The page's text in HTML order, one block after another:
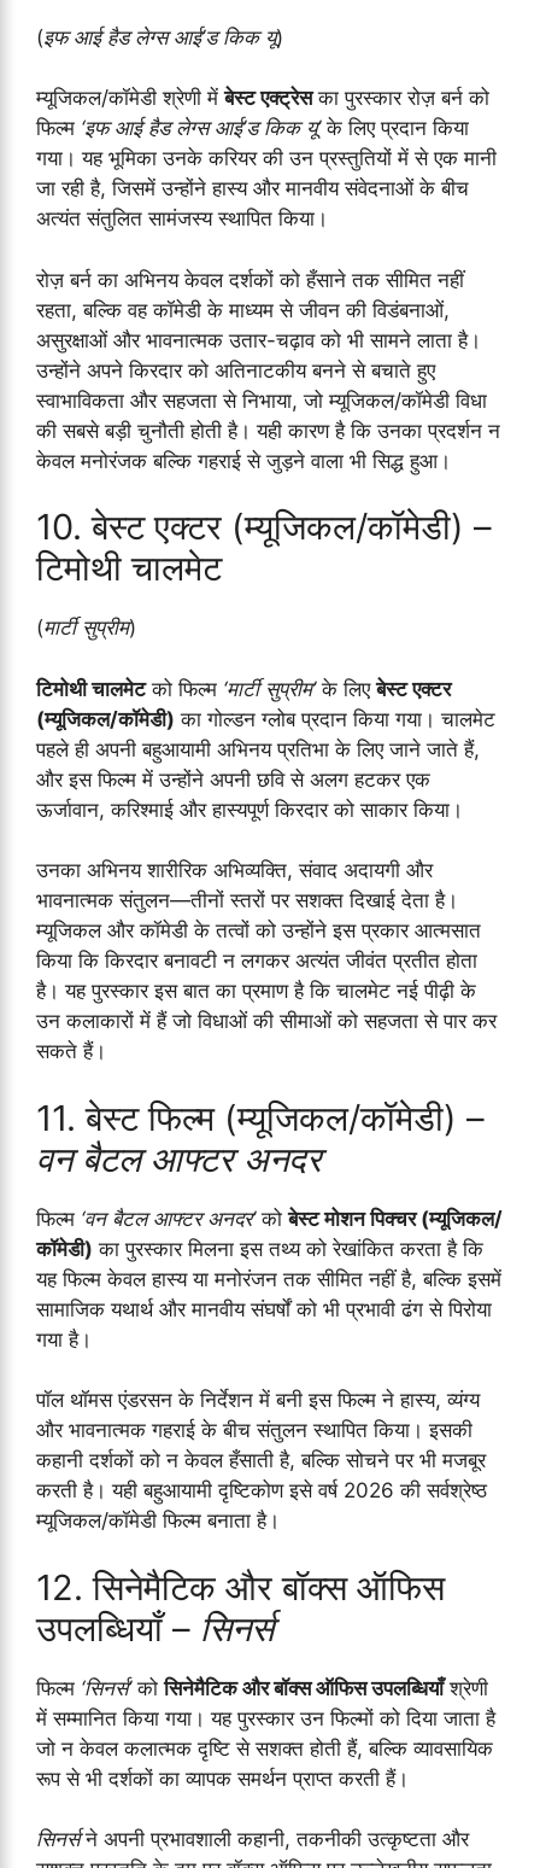
(इफ आई हैड लेग्स आई’ड किक यू)
म्यूजिकल/कॉमेडी श्रेणी मेंबेस्ट एक्ट्रेसका पुरस्कार रोज़ बर्न को
फिल्म ‘इफ आई हैड लेग्स आई’ड किक यू’के लिए प्रदान किया
गया। यह भूमिका उनके करियर की उन प्रस्तुतियों में से एक मानी
जा रही है, जिसमें उन्होंने हास्य और मानवीय संवेदनाओं के बीच
अत्यंत संतुलित सामंजस्य स्थापित किया।
रोज़ बर्न का अभिनय केवल दर्शकों को हँसाने तक सीमित नहीं
रहता, बल्कि वह कॉमेडी के माध्यम से जीवन की विडंबनाओं,
असुरक्षाओं और भावनात्मक उतार-चढ़ाव को भी सामने लाता है।
उन्होंने अपने किरदार को अतिनाटकीय बनने से बचाते हुए
स्वाभाविकता और सहजता से निभाया, जो म्यूजिकल/कॉमेडी विधा
की सबसे बड़ी चुनौती होती है। यही कारण है कि उनका प्रदर्शन न
केवल मनोरंजक बल्कि गहराई से जुड़ने वाला भी सिद्ध हुआ।
10. बेस्ट एक्टर (म्यूजिकल/कॉमेडी) –
टिमोथी चालमेट
(मार्टी सुप्रीम)
टिमोथी चालमेटको फिल्म ‘मार्टी सुप्रीम’के लिएबेस्ट एक्टर
(म्यूजिकल/कॉमेडी) का गोल्डन ग्लोब प्रदान किया गया। चालमेट
पहले ही अपनी बहुआयामी अभिनय प्रतिभा के लिए जाने जाते हैं,
और इस फिल्म में उन्होंने अपनी छवि से अलग हटकर एक
ऊर्जावान, करिश्माई और हास्यपूर्ण किरदार को साकार किया।
उनका अभिनय शारीरिक अभिव्यक्ति, संवाद अदायगी और
भावनात्मक संतुलन—तीनों स्तरों पर सशक्त दिखाई देता है।
म्यूजिकल और कॉमेडी के तत्वों को उन्होंने इस प्रकार आत्मसात
किया कि किरदार बनावटी न लगकर अत्यंत जीवंत प्रतीत होता
है। यह पुरस्कार इस बात का प्रमाण है कि चालमेट नई पीढ़ी के
उन कलाकारों में हैं जो विधाओं की सीमाओं को सहजता से पार कर
सकते हैं।
11. बेस्ट फिल्म (म्यूजिकल/कॉमेडी) –
वन बैटल आफ्टर अनदर
फिल्म ‘वन बैटल आफ्टर अनदर’कोबेस्ट मोशन पिक्चर (म्यूजिकल/
कॉमेडी) का पुरस्कार मिलना इस तथ्य को रेखांकित करता है कि
यह फिल्म केवल हास्य या मनोरंजन तक सीमित नहीं है, बल्कि इसमें
सामाजिक यथार्थ और मानवीय संघर्षों को भी प्रभावी ढंग से पिरोया
गया है।
पॉल थॉमस एंडरसन के निर्देशन में बनी इस फिल्म ने हास्य, व्यंग्य
और भावनात्मक गहराई के बीच संतुलन स्थापित किया। इसकी
कहानी दर्शकों को न केवल हँसाती है, बल्कि सोचने पर भी मजबूर
करती है। यही बहुआयामी दृष्टिकोण इसे वर्ष 2026 की सर्वश्रेष्ठ
म्यूजिकल/कॉमेडी फिल्म बनाता है।
12. सिनेमैटिक और बॉक्स ऑफिस
उपलब्धियाँ – सिनर्स
फिल्म ‘सिनर्स’कोसिनेमैटिक और बॉक्स ऑफिस उपलब्धियाँश्रेणी
में सम्मानित किया गया। यह पुरस्कार उन फिल्मों को दिया जाता है
जो न केवल कलात्मक दृष्टि से सशक्त होती हैं, बल्कि व्यावसायिक
रूप से भी दर्शकों का व्यापक समर्थन प्राप्त करती हैं।
सिनर्सने अपनी प्रभावशाली कहानी, तकनीकी उत्कृष्टता और